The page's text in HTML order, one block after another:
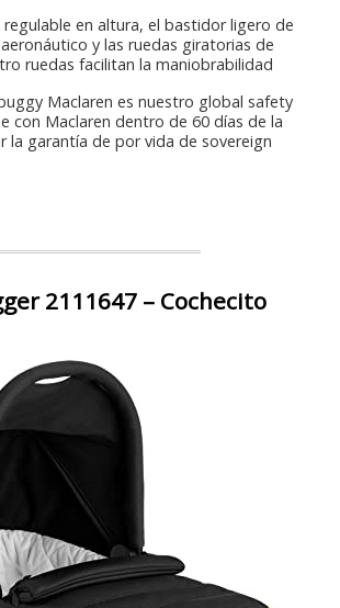
regulable en altura, el bastidor ligero de
y las ruedas giratorias de
ruedas facilitan la maniobrabilidad
Maclaren es nuestro global safety
con Maclaren dentro de 60 días de la
la garantía de por vida de sovereign
2111647 – Cochecito